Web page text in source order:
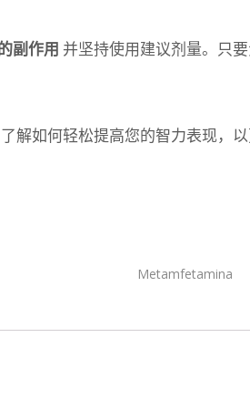
副作用 并坚持使用建议剂量。只
解如何轻松提高您的智力表现，
Metamfetamina